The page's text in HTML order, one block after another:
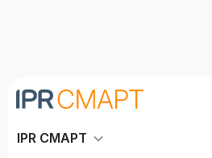
IPR СМАРТ